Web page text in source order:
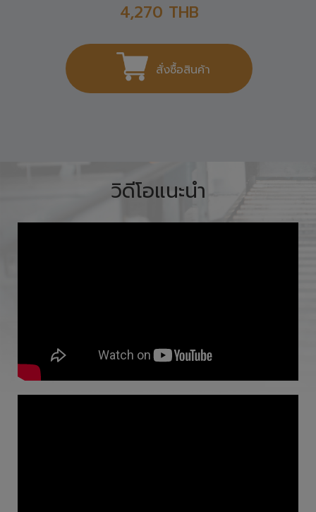
4,270 THB
สั่งซื้อสินค้า
วิดีโอแนะนำ